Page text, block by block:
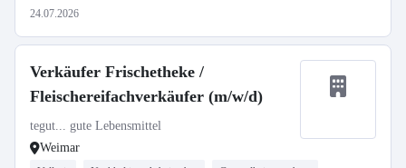
24.07.2026
Verkäufer Frischetheke /
Fleischereifachverkäufer (m/w/d)
tegut... gute Lebensmittel
Weimar